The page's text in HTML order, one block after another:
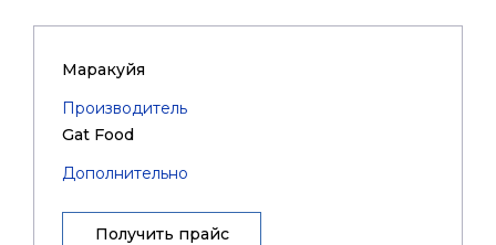
Маракуйя
Производитель
Gat Food
Дополнительно
Получить прайс